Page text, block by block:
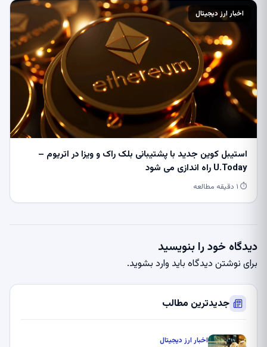
اخبار ارز دیجیتال
استیبل کوین جدید با پشتیبانی بلک راک و ویزا در اتریوم –
U.Today راه اندازی می شود
⏱ ۱ دقیقه مطالعه
دیدگاه خود را بنویسید
برای نوشتن دیدگاه باید وارد بشوید.
جدیدترین مطالب
اخبار ارز دیجیتال